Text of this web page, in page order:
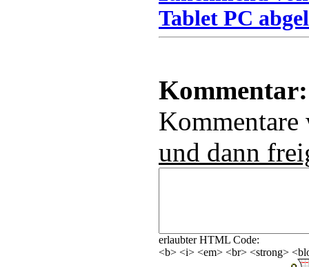
Tablet PC
Kommentar:
und dann
erlaubter HTML Code:
<b> <i> <em> <br> <strong>